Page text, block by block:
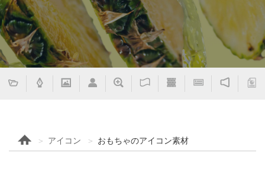
アイコン おもちゃのアイコン素材